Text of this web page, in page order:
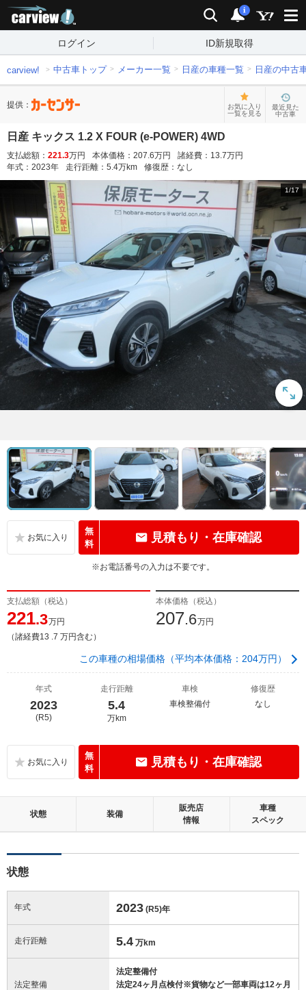
検索 通知
i
ログイン ID新規取得
carview! 中古車トップ メーカー一覧 日産の車種一覧 日産の中古
提供：
お気に入り
一覧を見る
最近見た
中古車
日産 キックス 1.2 X FOUR (e-POWER) 4WD
支払総額： 221.3万円 本体価格： 207.6万円 諸経費： 13.7万円
年式： 2023年 走行距離： 5.4万km 修復歴： なし
1/17
無
料
見積もり・在庫確認
※お電話番号の入力は不要です。
支払総額（税込）
221.3万円
（諸経費13 .7 万円含む）
本体価格（税込）
207.6万円
この車種の相場価格（平均本体価格：204万円）
年式
2023
(R5)
走行距離
5.4
万km
車検
車検整備付
修復歴
なし
無
料
見積もり・在庫確認
状態 装備
販売店
情報
車種
スペック
状態
年式 2023 (R5)年
走行距離 5.4 万km
法定整備
法定整備付
法定24ヶ月点検付※貨物など一部車両は12ヶ月